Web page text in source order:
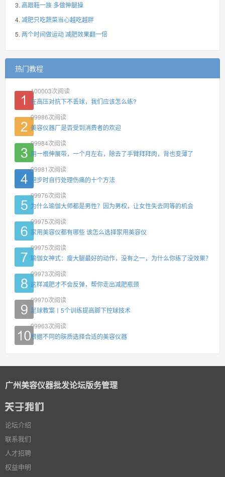
高跟鞋一族 多做伸腿操
减肥只吃蔬菜当心越吃越胖
两个时间做运动 减肥效果翻一倍
热门教程
100003次阅读
在高压对抗下不丢球，我们应该怎么练?
99986次阅读
美容仪器厂是否受到消费者的欢迎
99984次阅读
用一根伸展带，一个月左右，除去了手臂拜拜肉，背也变薄了
99981 次阅读
跑步时自行处理伤痛的十个方法
99976次阅读
为什么瑜伽大师都是男性？因为男权，让女性失去同等的机会
99975次阅读
家用美容仪都有哪些 该怎么选择家用美容仪
99975次阅读
瑜伽女神式：瘦大腿最好的动作，没有之一，为什么你练了没效果？
99973次阅读
这样减肥才不会反弹，帮你走出减肥瓶颈
99970次阅读
足球教案丨5个训练提高脚下控球技术
99963次阅读
根据不同的肤质选择合适的美容仪器
广州美容仪器批发论坛版务管理
论坛介绍
联系我们
人才招聘
权益申明